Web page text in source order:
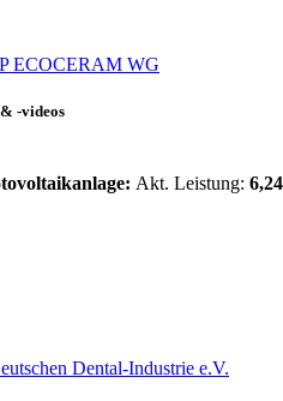
ECOCERAM WG
-videos
Akt. Leistung: